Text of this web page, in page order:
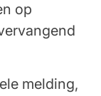
op
melding,